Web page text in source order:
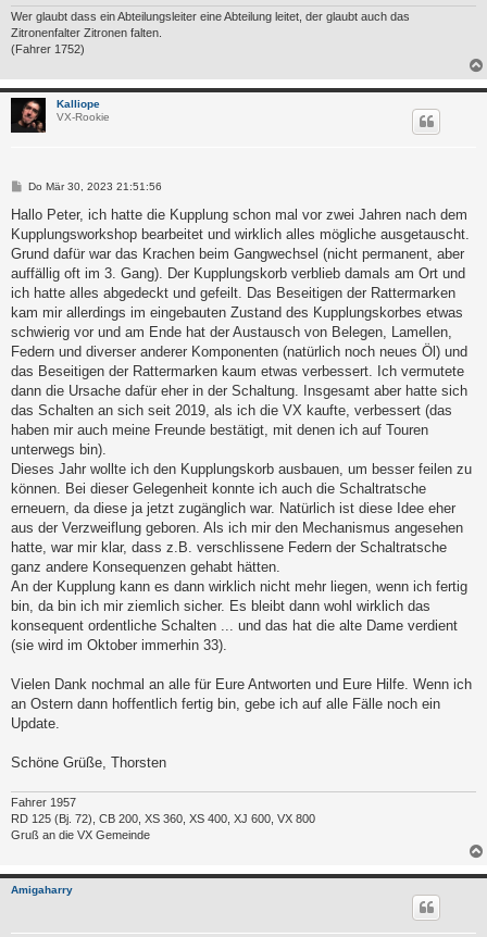
Wer glaubt dass ein Abteilungsleiter eine Abteilung leitet, der glaubt auch das
Zitronenfalter Zitronen falten.
(Fahrer 1752)
Kalliope
VX-Rookie
B
i
r
a
Do Mär 30, 2023 21:51:56
Hallo Peter, ich hatte die Kupplung schon mal vor zwei Jahren nach dem
Kupplungsworkshop bearbeitet und wirklich alles mögliche ausgetauscht.
Grund dafür war das Krachen beim Gangwechsel (nicht permanent, aber
auffällig oft im 3. Gang). Der Kupplungskorb verblieb damals am Ort und
ich hatte alles abgedeckt und gefeilt. Das Beseitigen der Rattermarken
kam mir allerdings im eingebauten Zustand des Kupplungskorbes etwas
schwierig vor und am Ende hat der Austausch von Belegen, Lamellen,
Federn und diverser anderer Komponenten (natürlich noch neues Öl) und
das Beseitigen der Rattermarken kaum etwas verbessert. Ich vermutete
dann die Ursache dafür eher in der Schaltung. Insgesamt aber hatte sich
das Schalten an sich seit 2019, als ich die VX kaufte, verbessert (das
haben mir auch meine Freunde bestätigt, mit denen ich auf Touren
unterwegs bin).
Dieses Jahr wollte ich den Kupplungskorb ausbauen, um besser feilen zu
können. Bei dieser Gelegenheit konnte ich auch die Schaltratsche
erneuern, da diese ja jetzt zugänglich war. Natürlich ist diese Idee eher
aus der Verzweiflung geboren. Als ich mir den Mechanismus angesehen
hatte, war mir klar, dass z.B. verschlissene Federn der Schaltratsche
ganz andere Konsequenzen gehabt hätten.
An der Kupplung kann es dann wirklich nicht mehr liegen, wenn ich fertig
bin, da bin ich mir ziemlich sicher. Es bleibt dann wohl wirklich das
konsequent ordentliche Schalten ... und das hat die alte Dame verdient
(sie wird im Oktober immerhin 33).
Vielen Dank nochmal an alle für Eure Antworten und Eure Hilfe. Wenn ich
an Ostern dann hoffentlich fertig bin, gebe ich auf alle Fälle noch ein
Update.
Schöne Grüße, Thorsten
Fahrer 1957
RD 125 (Bj. 72), CB 200, XS 360, XS 400, XJ 600, VX 800
Gruß an die VX Gemeinde
Amigaharry